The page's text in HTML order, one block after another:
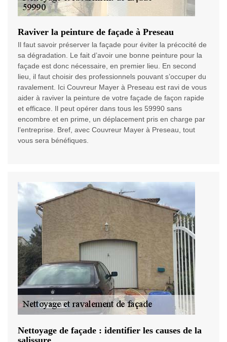
Raviver la peinture de façade à Preseau
Il faut savoir préserver la façade pour éviter la précocité de
sa dégradation. Le fait d’avoir une bonne peinture pour la
façade est donc nécessaire, en premier lieu. En second
lieu, il faut choisir des professionnels pouvant s’occuper du
ravalement. Ici Couvreur Mayer à Preseau est ravi de vous
aider à raviver la peinture de votre façade de façon rapide
et efficace. Il peut opérer dans tous les 59990 sans
encombre et en prime, un déplacement pris en charge par
l’entreprise. Bref, avec Couvreur Mayer à Preseau, tout
vous sera bénéfiques.
Nettoyage de façade : identifier les causes de la